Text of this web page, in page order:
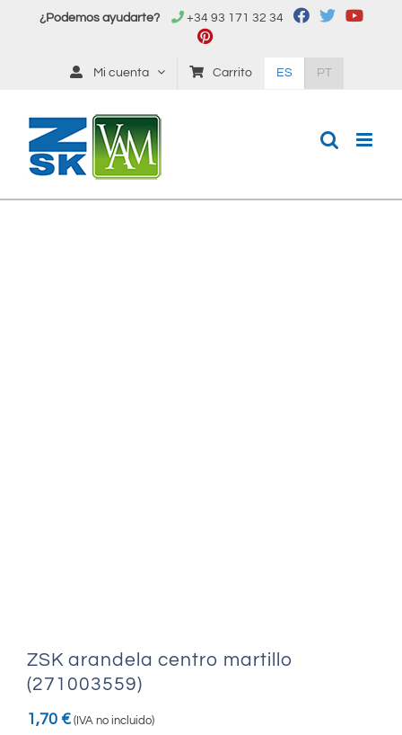
¿Podemos ayudarte? +34 93 171 32 34
Mi cuenta Carrito ES PT
ZSK arandela centro martillo
(271003559)
1,70 € (IVA no incluido)